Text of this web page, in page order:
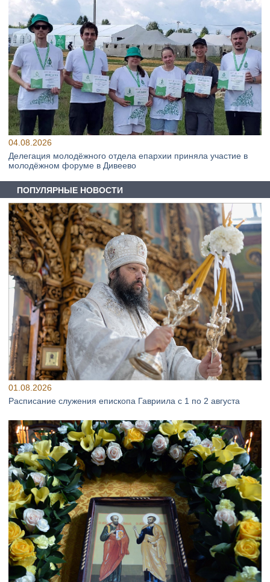
04.08.2026
Делегация молодёжного отдела епархии приняла участие в
молодёжном форуме в Дивеево
ПОПУЛЯРНЫЕ НОВОСТИ
01.08.2026
Расписание служения епископа Гавриила с 1 по 2 августа